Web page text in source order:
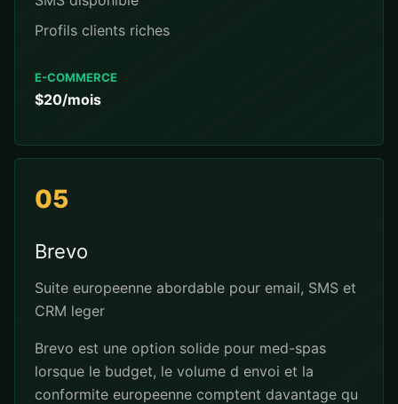
Profils clients riches
E-COMMERCE
$20/mois
05
Brevo
Suite europeenne abordable pour email, SMS et
CRM leger
Brevo est une option solide pour med-spas
lorsque le budget, le volume d envoi et la
conformite europeenne comptent davantage qu